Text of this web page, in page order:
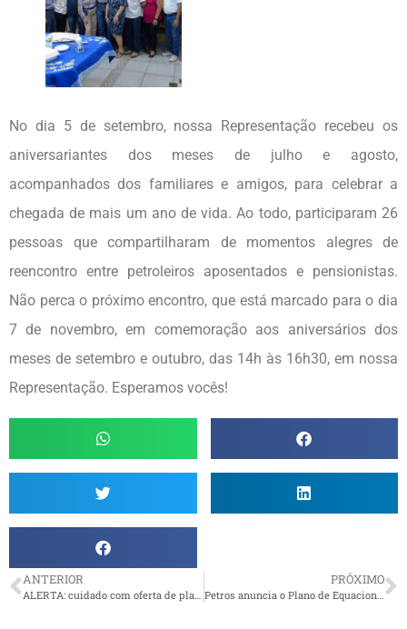
No dia 5 de setembro, nossa Representação recebeu os
aniversariantes dos meses de julho e agosto,
acompanhados dos familiares e amigos, para celebrar a
chegada de mais um ano de vida. Ao todo, participaram 26
pessoas que compartilharam de momentos alegres de
reencontro entre petroleiros aposentados e pensionistas.
Não perca o próximo encontro, que está marcado para o dia
7 de novembro, em comemoração aos aniversários dos
meses de setembro e outubro, das 14h às 16h30, em nossa
Representação. Esperamos vocês!
ANTERIOR
ALERTA: cuidado com oferta de plano de saúde em nome da AMBEP
PRÓXIMO
Petros anuncia o Plano de Equacionamento do déficit do PPSP